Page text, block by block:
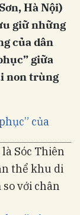
Hà Nội)
giữ những
của dân
giữa
non trùng
Sóc Thiên
thể khu di
với chân
Hủy